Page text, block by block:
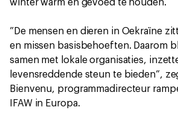
winter warm en gevoed te houden.
”De mensen en dieren in Oekraïne
en missen basisbehoeften. Daarom
samen met lokale organisaties,
levensreddende steun te bieden”,
Bienvenu, programmadirecteur
IFAW in Europa.